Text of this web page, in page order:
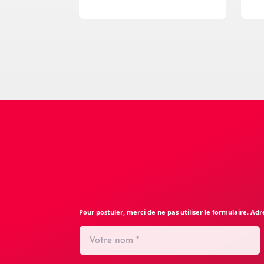
Pour postuler, merci de ne pas utiliser le formulaire.